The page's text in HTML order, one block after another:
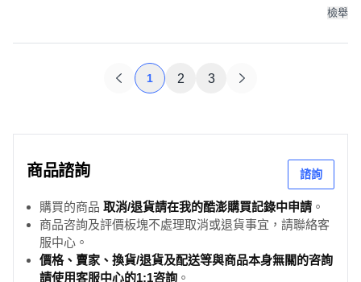
檢舉
1 2 3
商品諮詢 諮詢
購買的商品 取消/退貨請在我的酷澎購買記錄中申請 。
商品咨詢及評價板塊不處理取消或退貨事宜，請聯絡客
服中心。
價格、賣家、換貨/退貨及配送等與商品本身無關的咨詢
請使用客服中心的1:1咨詢 。